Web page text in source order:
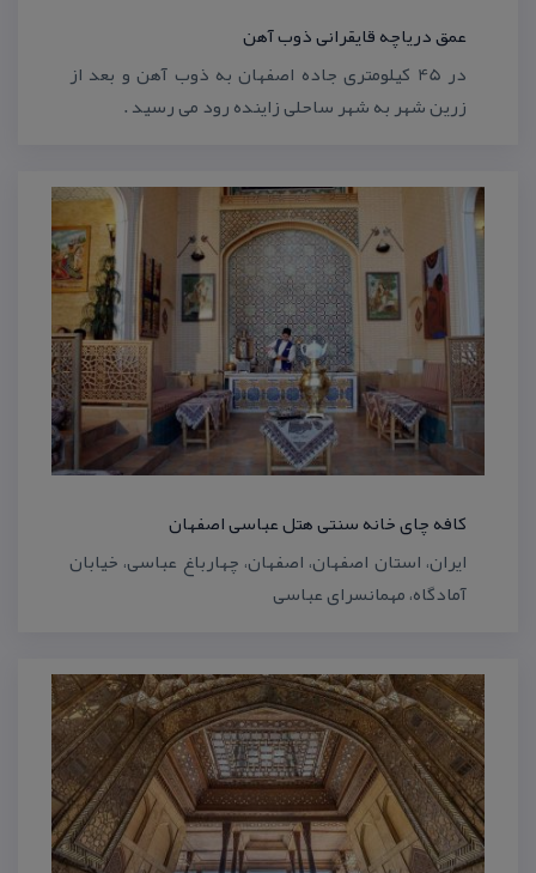
عمق دریاچه قایقرانی ذوب آهن
در 45 كیلومتری جاده اصفهان به ذوب آهن و بعد از
زرین شهر به شهر ساحلی زاینده رود می رسید .
كافه چای خانه سنتی هتل عباسی اصفهان
ایران، استان اصفهان، اصفهان، چهارباغ عباسی، خیابان
آمادگاه، مهمانسرای عباسی